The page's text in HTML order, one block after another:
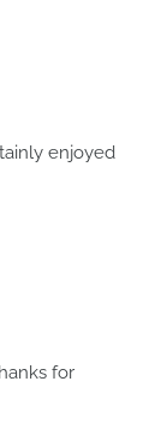
enjoyed
for